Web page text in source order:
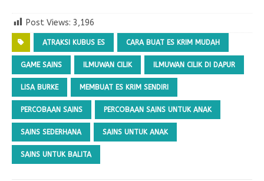
Post Views: 3,196
ATRAKSI KUBUS ES CARA BUAT ES KRIM MUDAH
GAME SAINS ILMUWAN CILIK ILMUWAN CILIK DI DAPUR
LISA BURKE MEMBUAT ES KRIM SENDIRI
PERCOBAAN SAINS PERCOBAAN SAINS UNTUK ANAK
SAINS SEDERHANA SAINS UNTUK ANAK
SAINS UNTUK BALITA